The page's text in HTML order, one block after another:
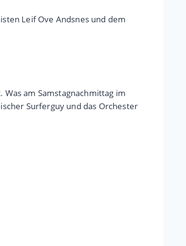
Leif Ove Andsnes und dem
am Samstagnachmittag im
Surferguy und das Orchester